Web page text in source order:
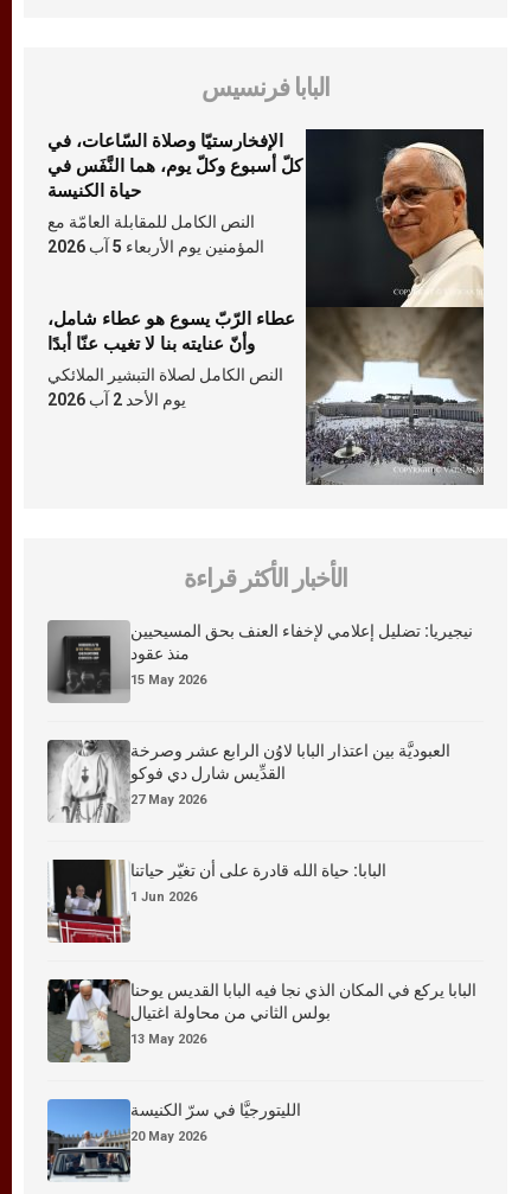
البابا فرنسيس
الإفخارستيّا وصلاة السّاعات، في
كلّ أسبوع وكلّ يوم، هما النَّفَس في
حياة الكنيسة
النص الكامل للمقابلة العامّة مع
المؤمنين يوم الأربعاء 5 آب 2026
عطاء الرّبّ يسوع هو عطاء شامل،
وأنّ عنايته بنا لا تغيب عنّا أبدًا
النص الكامل لصلاة التبشير الملائكي
يوم الأحد 2 آب 2026
الأخبار الأكثر قراءة
نيجيريا: تضليل إعلامي لإخفاء العنف بحق المسيحيين
منذ عقود
15 May 2026
العبوديَّة بين اعتذار البابا لاوُن الرابع عشر وصرخة
القدِّيس شارل دي فوكو
27 May 2026
البابا: حياة الله قادرة على أن تغيّر حياتنا
1 Jun 2026
البابا يركع في المكان الذي نجا فيه البابا القديس يوحنا
بولس الثاني من محاولة اغتيال
13 May 2026
الليتورجيَّا في سرّ الكنيسة
20 May 2026